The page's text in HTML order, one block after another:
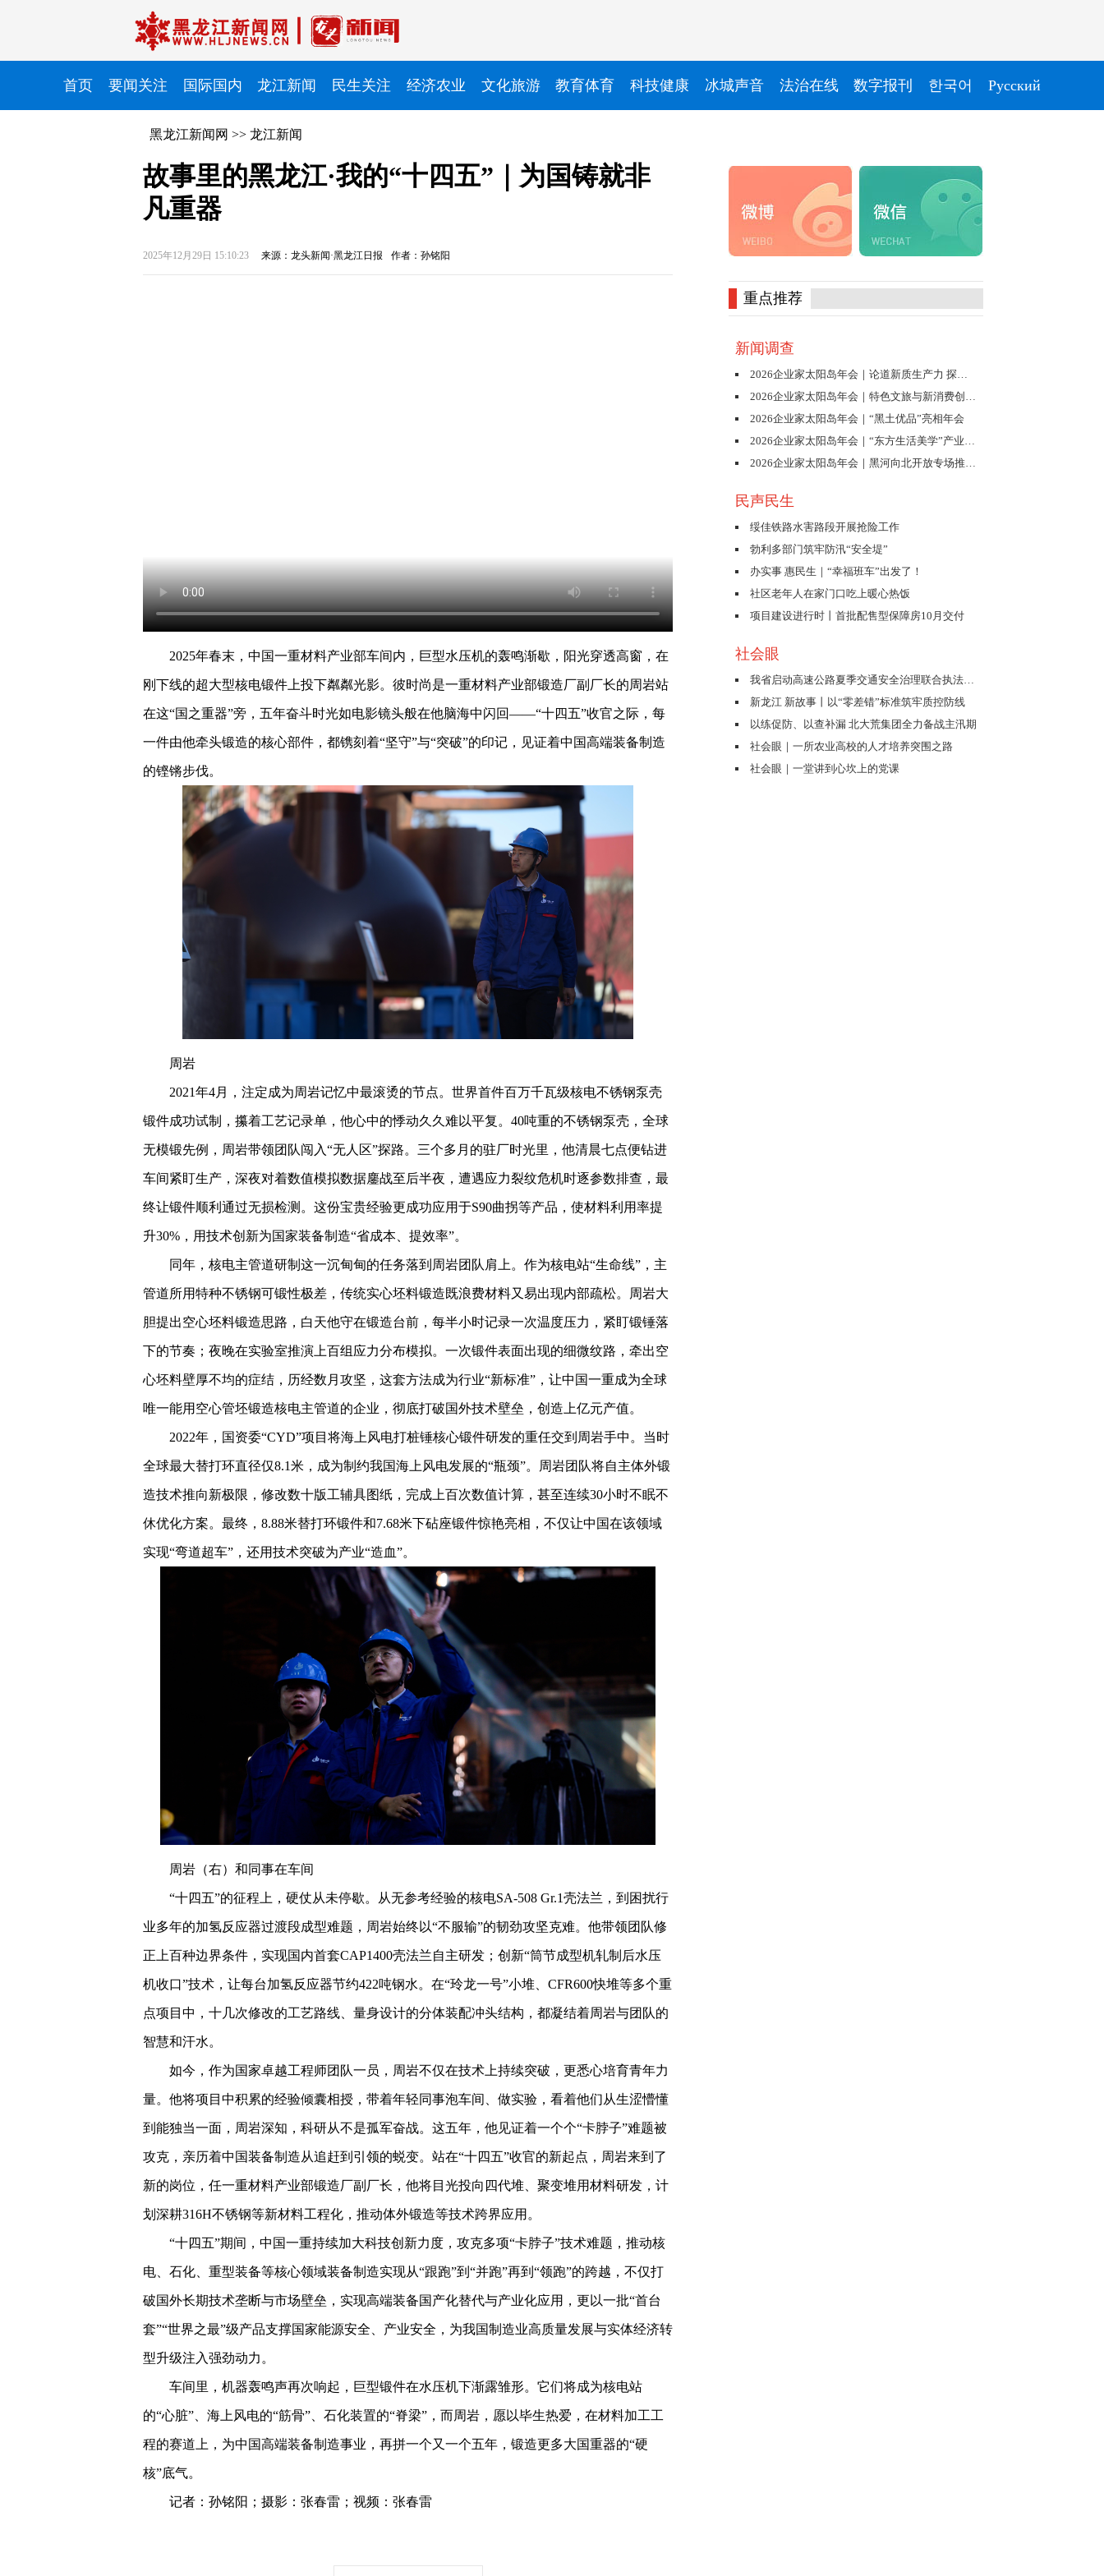
首页 要闻关注 国际国内 龙江新闻 民生关注 经济农业 文化旅游 教育体育 科技健康 冰城声音 法治在线 数字报刊 한국어 Pусский
黑龙江新闻网 >> 龙江新闻
故事里的黑龙江·我的“十四五”｜为国铸就非
凡重器
2025年12月29日 15:10:23 来源：龙头新闻·黑龙江日报 作者：孙铭阳
2025年春末，中国一重材料产业部车间内，巨型水压机的轰鸣渐歇，阳光穿透高窗，在
刚下线的超大型核电锻件上投下粼粼光影。彼时尚是一重材料产业部锻造厂副厂长的周岩站
在这“国之重器”旁，五年奋斗时光如电影镜头般在他脑海中闪回——“十四五”收官之际，每
一件由他牵头锻造的核心部件，都镌刻着“坚守”与“突破”的印记，见证着中国高端装备制造
的铿锵步伐。
周岩
2021年4月，注定成为周岩记忆中最滚烫的节点。世界首件百万千瓦级核电不锈钢泵壳
锻件成功试制，攥着工艺记录单，他心中的悸动久久难以平复。40吨重的不锈钢泵壳，全球
无模锻先例，周岩带领团队闯入“无人区”探路。三个多月的驻厂时光里，他清晨七点便钻进
车间紧盯生产，深夜对着数值模拟数据鏖战至后半夜，遭遇应力裂纹危机时逐参数排查，最
终让锻件顺利通过无损检测。这份宝贵经验更成功应用于S90曲拐等产品，使材料利用率提
升30%，用技术创新为国家装备制造“省成本、提效率”。
同年，核电主管道研制这一沉甸甸的任务落到周岩团队肩上。作为核电站“生命线”，主
管道所用特种不锈钢可锻性极差，传统实心坯料锻造既浪费材料又易出现内部疏松。周岩大
胆提出空心坯料锻造思路，白天他守在锻造台前，每半小时记录一次温度压力，紧盯锻锤落
下的节奏；夜晚在实验室推演上百组应力分布模拟。一次锻件表面出现的细微纹路，牵出空
心坯料壁厚不均的症结，历经数月攻坚，这套方法成为行业“新标准”，让中国一重成为全球
唯一能用空心管坯锻造核电主管道的企业，彻底打破国外技术壁垒，创造上亿元产值。
2022年，国资委“CYD”项目将海上风电打桩锤核心锻件研发的重任交到周岩手中。当时
全球最大替打环直径仅8.1米，成为制约我国海上风电发展的“瓶颈”。周岩团队将自主体外锻
造技术推向新极限，修改数十版工辅具图纸，完成上百次数值计算，甚至连续30小时不眠不
休优化方案。最终，8.88米替打环锻件和7.68米下砧座锻件惊艳亮相，不仅让中国在该领域
实现“弯道超车”，还用技术突破为产业“造血”。
周岩（右）和同事在车间
“十四五”的征程上，硬仗从未停歇。从无参考经验的核电SA-508 Gr.1壳法兰，到困扰行
业多年的加氢反应器过渡段成型难题，周岩始终以“不服输”的韧劲攻坚克难。他带领团队修
正上百种边界条件，实现国内首套CAP1400壳法兰自主研发；创新“筒节成型机轧制后水压
机收口”技术，让每台加氢反应器节约422吨钢水。在“玲龙一号”小堆、CFR600快堆等多个重
点项目中，十几次修改的工艺路线、量身设计的分体装配冲头结构，都凝结着周岩与团队的
智慧和汗水。
如今，作为国家卓越工程师团队一员，周岩不仅在技术上持续突破，更悉心培育青年力
量。他将项目中积累的经验倾囊相授，带着年轻同事泡车间、做实验，看着他们从生涩懵懂
到能独当一面，周岩深知，科研从不是孤军奋战。这五年，他见证着一个个“卡脖子”难题被
攻克，亲历着中国装备制造从追赶到引领的蜕变。站在“十四五”收官的新起点，周岩来到了
新的岗位，任一重材料产业部锻造厂副厂长，他将目光投向四代堆、聚变堆用材料研发，计
划深耕316H不锈钢等新材料工程化，推动体外锻造等技术跨界应用。
“十四五”期间，中国一重持续加大科技创新力度，攻克多项“卡脖子”技术难题，推动核
电、石化、重型装备等核心领域装备制造实现从“跟跑”到“并跑”再到“领跑”的跨越，不仅打
破国外长期技术垄断与市场壁垒，实现高端装备国产化替代与产业化应用，更以一批“首台
套”“世界之最”级产品支撑国家能源安全、产业安全，为我国制造业高质量发展与实体经济转
型升级注入强劲动力。
车间里，机器轰鸣声再次响起，巨型锻件在水压机下渐露雏形。它们将成为核电站
的“心脏”、海上风电的“筋骨”、石化装置的“脊梁”，而周岩，愿以毕生热爱，在材料加工工
程的赛道上，为中国高端装备制造事业，再拼一个又一个五年，锻造更多大国重器的“硬
核”底气。
记者：孙铭阳；摄影：张春雷；视频：张春雷